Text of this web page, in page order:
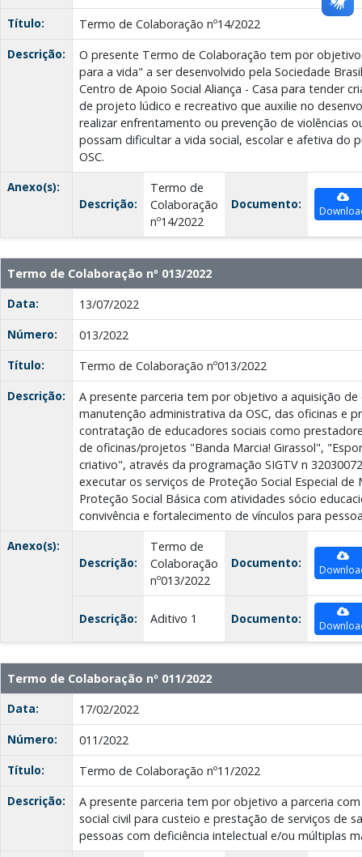
Título:
Termo de Colaboração nº14/2022
Descrição:
O presente Termo de Colaboração tem por
para a vida" a ser desenvolvido pela Sociedade
Centro de Apoio Social Aliança - Casa para tender
de projeto lúdico e recreativo que auxilie no
realizar enfrentamento ou prevenção de violências
possam dificultar a vida social, escolar e afetiva do
OSC.
Anexo(s):
Descrição:
Termo de
Colaboração
nº14/2022
Documento:
Termo de Colaboração nº 013/2022
Data:
13/07/2022
Número:
013/2022
Título:
Termo de Colaboração nº013/2022
Descrição:
A presente parceria tem por objetivo a aquisição
manutenção administrativa da OSC, das oficinas e
contratação de educadores sociais como
de oficinas/projetos "Banda Marcia! Girassol",
criativo", através da programação SIGTV n
executar os serviços de Proteção Social Especial de
Proteção Social Básica com atividades sócio
convivência e fortalecimento de vínculos para
Anexo(s):
Descrição:
Termo de
Colaboração
nº013/2022
Documento:
Descrição: Aditivo 1 Documento:
Termo de Colaboração nº 011/2022
Data:
17/02/2022
Número:
011/2022
Título:
Termo de Colaboração nº11/2022
Descrição:
A presente parceria tem por objetivo a parceria
social civil para custeio e prestação de serviços de
pessoas com deficiência intelectual e/ou múltiplas